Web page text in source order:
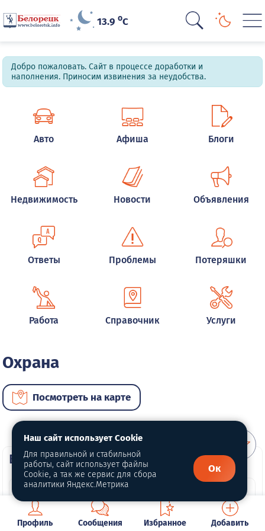
13.9oC
Добро пожаловать. Сайт в процессе доработки и
наполнения. Приносим извинения за неудобства.
Авто Афиша Блоги
Недвижимость Новости Объявления
Ответы Проблемы Потеряшки
Работа Справочник Услуги
Охрана
Посмотреть на карте
ВИП услуги
Профиль Сообщения Избранное Добавить
Наш сайт использует Cookie
Для правильной и стабильной
работы, сайт использует файлы
Cookie, а так же сервис для сбора
аналитики Яндекс.Метрика
Ок